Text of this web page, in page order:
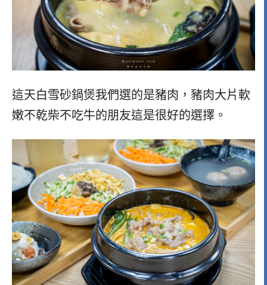
這天白雪砂鍋煲我們選的是豬肉，豬肉大片軟
嫩不乾柴不吃牛的朋友這是很好的選擇。